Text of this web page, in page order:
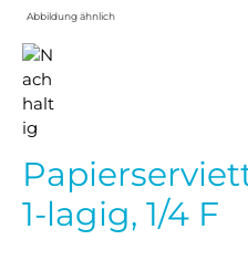
Abbildung ähnlich
1-lagig, 1/4 F